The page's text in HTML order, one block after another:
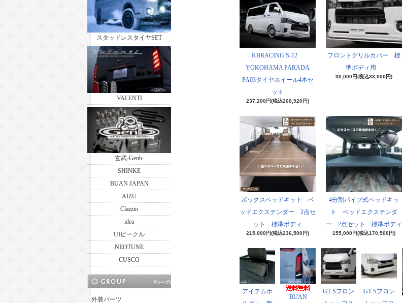
スタッドレスタイヤSET
VALENTI
玄武-Genb-
SHINKE
BUAN JAPAN
AIZU
Clazzio
idea
UIビークル
NEOTUNE
CUSCO
外装パーツ
KBRACING S-12
YOKOHAMA PARADA
PA03タイヤホイール4本セ
ット
237,200円(税込260,920円)
フロントグリルカバー 標
準ボディ用
30,000円(税込33,000円)
ボックスベッドキット ベ
ッドエクステンダー 2点セ
ット 標準ボディ
215,000円(税込236,500円)
4分割パイプ式ベッドキッ
ト ベッドエクステンダ
ー 2点セット 標準ボディ
155,000円(税込170,500円)
アイテムホ
BUAN
GT-Sフロン
GT-Sフロン